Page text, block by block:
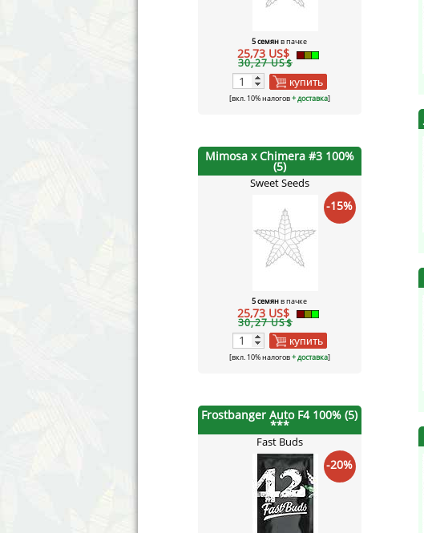
5 семянв пачке
25,73 US$
30,27 US$
купить
[вкл. 10% налогов+ доставка]
Mimosa x Chimera #3 100%
(5)
Sweet Seeds
-15%
5 семянв пачке
25,73 US$
30,27 US$
купить
[вкл. 10% налогов+ доставка]
Frostbanger Auto F4 100% (5)
***
Fast Buds
-20%